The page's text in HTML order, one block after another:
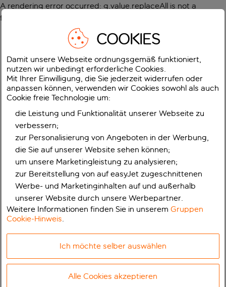
A rendering error occurred: g.value.replaceAll is not a
function
COOKIES
Damit unsere Webseite ordnungsgemäß funktioniert,
nutzen wir unbedingt erforderliche Cookies.
Mit Ihrer Einwilligung, die Sie jederzeit widerrufen oder
anpassen können, verwenden wir Cookies sowohl als auch
Cookie freie Technologie um:
die Leistung und Funktionalität unserer Webseite zu
verbessern;
zur Personalisierung von Angeboten in der Werbung,
die Sie auf unserer Website sehen können;
um unsere Marketingleistung zu analysieren;
zur Bereitstellung von auf easyJet zugeschnittenen
Werbe- und Marketinginhalten auf und außerhalb
unserer Website durch unsere Werbepartner.
Weitere Informationen finden Sie in unseremGruppen
Cookie-Hinweis.
Ich möchte selber auswählen
Alle Cookies akzeptieren